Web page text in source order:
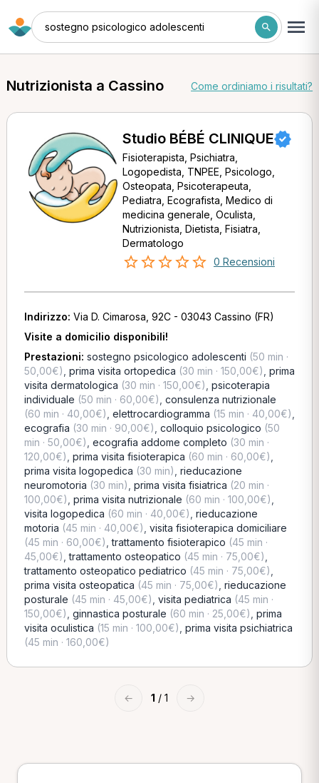
sostegno psicologico adolescenti
Nutrizionista a Cassino Come ordiniamo i risultati?
Studio BÉBÉ CLINIQUE
Fisioterapista, Psichiatra,
Logopedista, TNPEE, Psicologo,
Osteopata, Psicoterapeuta,
Pediatra, Ecografista, Medico di
medicina generale, Oculista,
Nutrizionista, Dietista, Fisiatra,
Dermatologo
0 Recensioni
Indirizzo: Via D. Cimarosa, 92C - 03043 Cassino (FR)
Visite a domicilio disponibili!
Prestazioni: sostegno psicologico adolescenti (50 min ·
50,00€) prima visita ortopedica (30 min · 150,00€) prima
visita dermatologica (30 min · 150,00€) psicoterapia
individuale (50 min · 60,00€) consulenza nutrizionale
(60 min · 40,00€) elettrocardiogramma (15 min · 40,00€)
ecografia (30 min · 90,00€) colloquio psicologico (50
min · 50,00€) ecografia addome completo (30 min ·
120,00€) prima visita fisioterapica (60 min · 60,00€)
prima visita logopedica (30 min) rieducazione
neuromotoria (30 min) prima visita fisiatrica (20 min ·
100,00€) prima visita nutrizionale (60 min · 100,00€)
visita logopedica (60 min · 40,00€) rieducazione
motoria (45 min · 40,00€) visita fisioterapica domiciliare
(45 min · 60,00€) ,trattamento fisioterapico (45 min ·
45,00€) ,trattamento osteopatico (45 min · 75,00€)
trattamento osteopatico pediatrico (45 min · 75,00€)
prima visita osteopatica (45 min · 75,00€) rieducazione
posturale (45 min · 45,00€) visita pediatrica (45 min ·
150,00€) ginnastica posturale (60 min · 25,00€) prima
visita oculistica (15 min · 100,00€) prima visita psichiatrica
(45 min · 160,00€)
← 1 / 1 →